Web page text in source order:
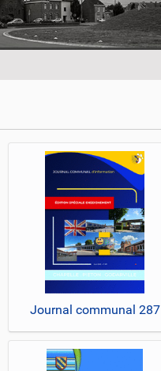
Journal communal 287